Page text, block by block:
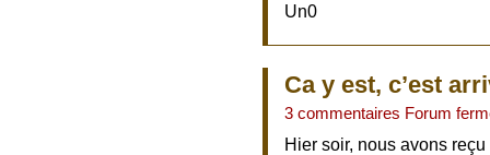
Un0
Ca y est, c’est
3 commentaires Forum
Hier soir, nous avons